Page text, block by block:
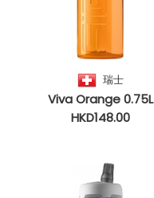
瑞士
Viva Orange 0.75L
HKD148.00